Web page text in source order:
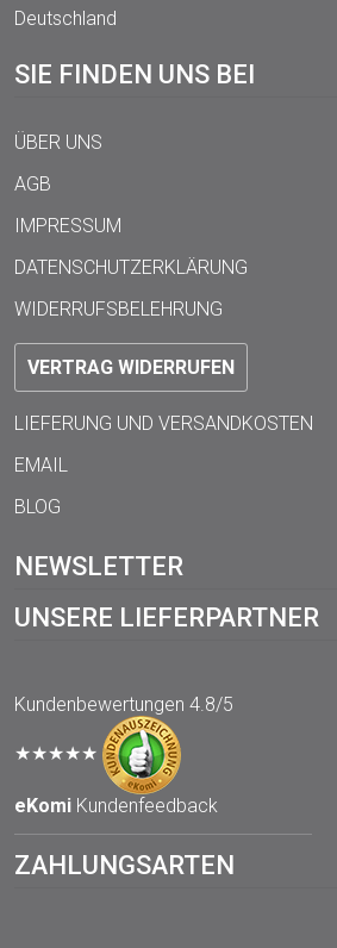
Deutschland
SIE FINDEN UNS BEI
ÜBER UNS
AGB
IMPRESSUM
DATENSCHUTZERKLÄRUNG
WIDERRUFSBELEHRUNG
VERTRAG WIDERRUFEN
LIEFERUNG UND VERSANDKOSTEN
EMAIL
BLOG
NEWSLETTER
UNSERE LIEFERPARTNER
Kundenbewertungen 4.8/5
★★★★★
eKomi Kundenfeedback
ZAHLUNGSARTEN